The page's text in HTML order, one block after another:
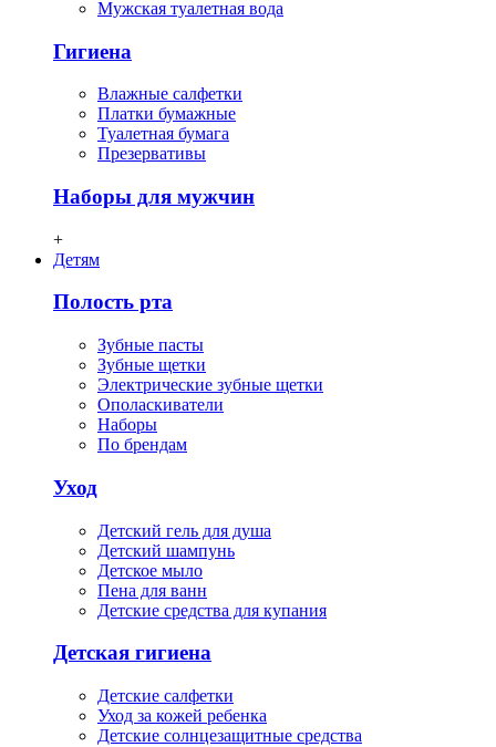
Мужская туалетная вода
Гигиена
Влажные салфетки
Платки бумажные
Туалетная бумага
Презервативы
Наборы для мужчин
+
Детям
Полость рта
Зубные пасты
Зубные щетки
Электрические зубные щетки
Ополаскиватели
Наборы
По брендам
Уход
Детский гель для душа
Детский шампунь
Детское мыло
Пена для ванн
Детские средства для купания
Детская гигиена
Детские салфетки
Уход за кожей ребенка
Детские солнцезащитные средства